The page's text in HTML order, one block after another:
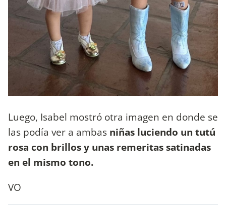
Luego, Isabel mostró otra imagen en donde se
las podía ver a ambas niñas luciendo un tutú
rosa con brillos y unas remeritas satinadas
en el mismo tono.
VO